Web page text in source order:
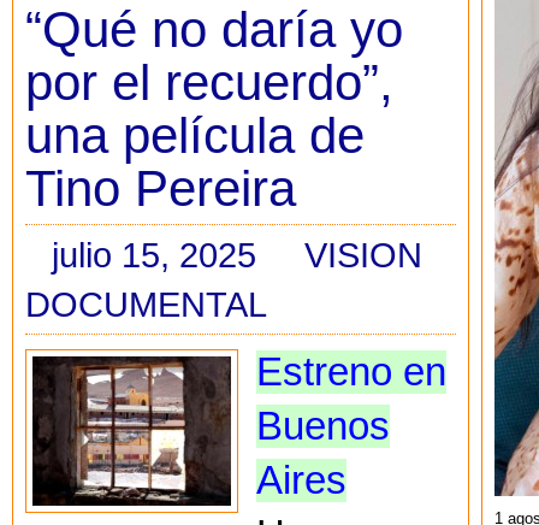
“Qué no daría yo
por el recuerdo”,
una película de
Tino Pereira
julio 15, 2025
VISION
DOCUMENTAL
Estreno en
Buenos
Aires
1